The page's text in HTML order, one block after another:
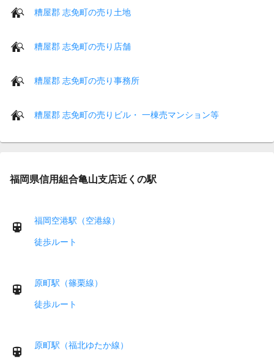
糟屋郡 志免町の売り土地
糟屋郡 志免町の売り店舗
糟屋郡 志免町の売り事務所
糟屋郡 志免町の売りビル・ 一棟売マンション等
福岡県信用組合亀山支店近くの駅
福岡空港駅（空港線）
徒歩ルート
原町駅（篠栗線）
徒歩ルート
原町駅（福北ゆたか線）